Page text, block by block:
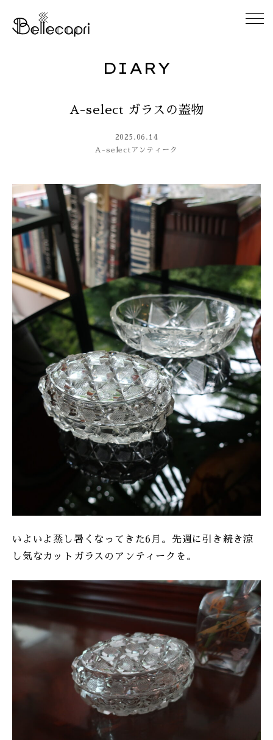
ACCESS
GALLERY
DIARY
CONTACT
ONLINE SHOP
DIARY
A-select ガラスの蓋物
2025.06.14
A-select アンティーク
いよいよ蒸し暑くなってきた6月。先週に引き続き涼
し気なカットガラスのアンティークを。